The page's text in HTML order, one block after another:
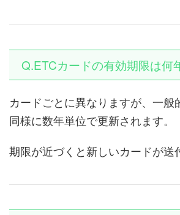
Q.ETCカードの有効期限は何
カードごとに異なりますが、一般
同様に数年単位で更新されます。
期限が近づくと新しいカードが送